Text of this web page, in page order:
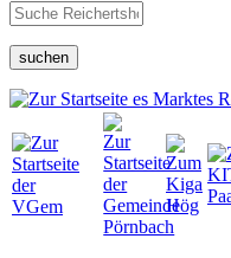
suchen